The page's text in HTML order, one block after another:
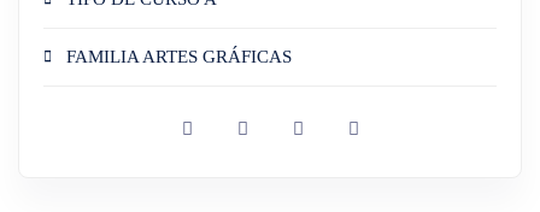
FAMILIA ARTES GRÁFICAS